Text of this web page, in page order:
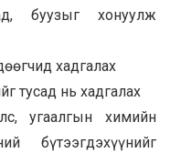
буузыг хонуулж
хадгалах
тусад нь хадгалах
угаалгын химийн
бүтээгдэхүүнийг